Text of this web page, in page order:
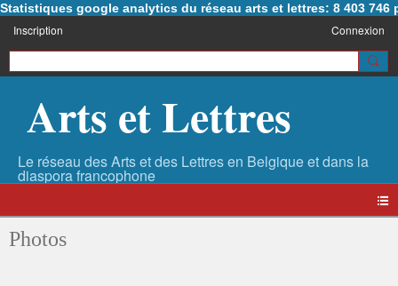
Statistiques google analytics du réseau arts et lettres: 8 403 746
Inscription Connexion
Arts et Lettres
Photos